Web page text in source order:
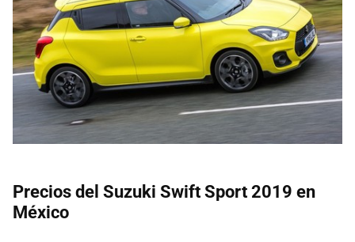
Precios del Suzuki Swift Sport 2019 en
México